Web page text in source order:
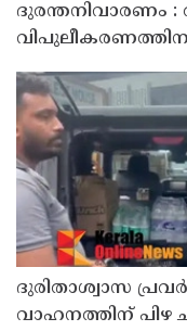
ദുരന്തനിവാരണം
കൂടി അനുവദിച്ചു
ദുരിതാശ്വാസ
വാഹനത്തിന് പിഴ